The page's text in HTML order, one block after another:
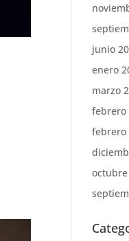
junio
enero
marzo
febrero
febrero